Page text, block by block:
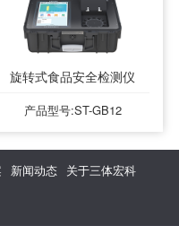
旋转式食品安全检测仪
产品型号:ST-GB12
新闻动态 关于三体宏科